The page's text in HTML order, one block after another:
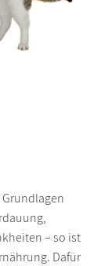
– so ist
Dafür